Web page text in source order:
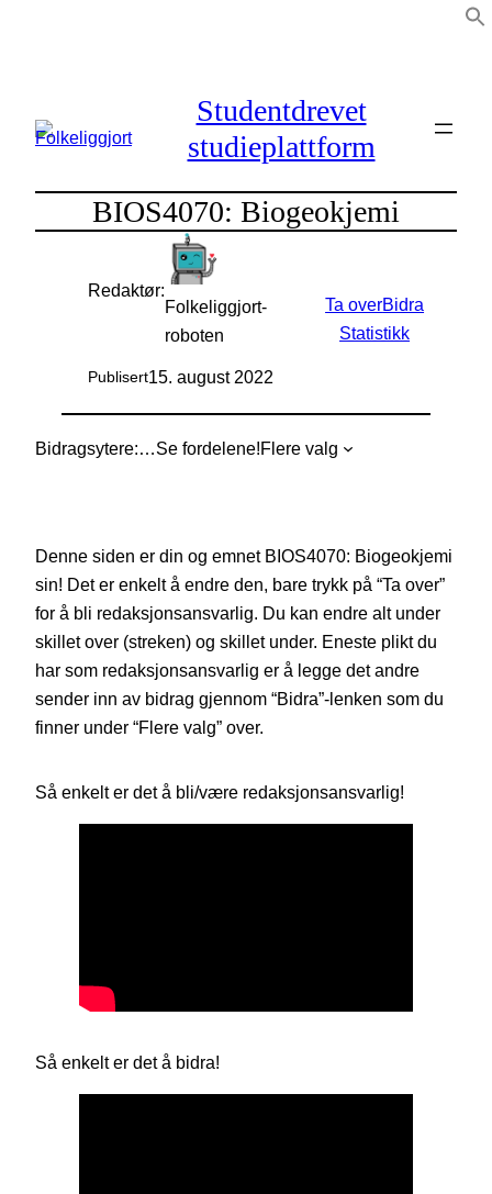
Studentdrevet
studieplattform
BIOS4070: Biogeokjemi
Redaktør:
Folkeliggjort-
roboten
Publisert15. august 2022
Ta overBidra
Statistikk
Bidragsytere: Se fordelene!Flere valg
Denne siden er din og emnet BIOS4070: Biogeokjemi
sin! Det er enkelt å endre den, bare trykk på “Ta over”
for å bli redaksjonsansvarlig. Du kan endre alt under
skillet over (streken) og skillet under. Eneste plikt du
har som redaksjonsansvarlig er å legge det andre
sender inn av bidrag gjennom “Bidra”-lenken som du
finner under “Flere valg” over.
Så enkelt er det å bli/være redaksjonsansvarlig!
Så enkelt er det å bidra!